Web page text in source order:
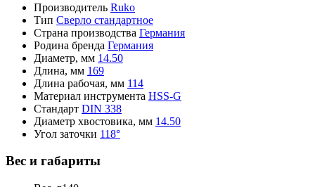
Производитель Ruko
Тип Сверло стандартное
Страна производства Германия
Родина бренда Германия
Диаметр, мм 14.50
Длина, мм 169
Длина рабочая, мм 114
Материал инструмента HSS-G
Стандарт DIN 338
Диаметр хвостовика, мм 14.50
Угол заточки 118°
Вес и габариты